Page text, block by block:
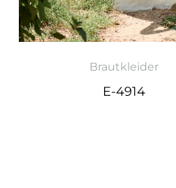
Brautkleider
E-4914